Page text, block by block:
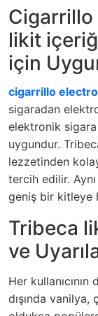
likit
için
cigarrillo
sigaradan
elektronik
uygundur.
lezzetinden
tercih edilir.
geniş bir kitleye
Tribeca
ve
Her
dışında